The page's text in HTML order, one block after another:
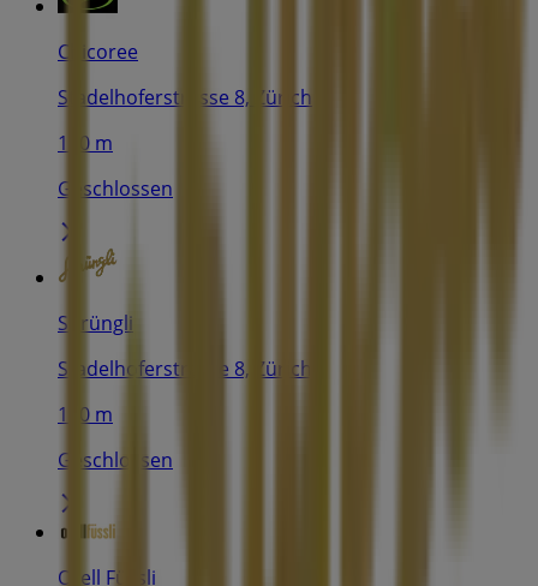
Chicoree
Stadelhoferstrasse 8, Zürich
110 m
Geschlossen
Sprüngli
Stadelhoferstrasse 8, Zürich
110 m
Geschlossen
Orell Füssli